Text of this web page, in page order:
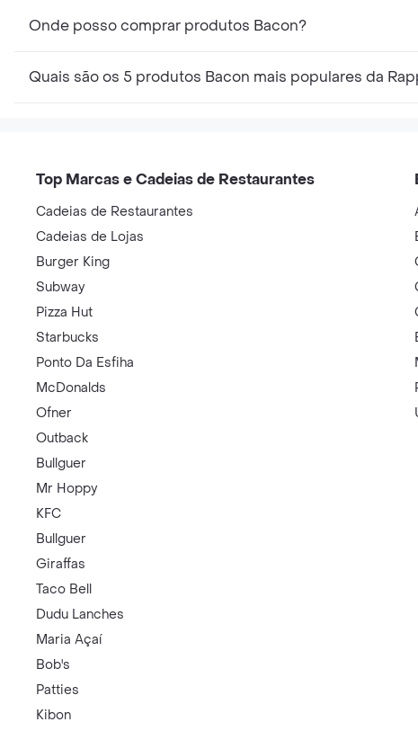
Onde posso comprar produtos Bacon?
Quais são os 5 produtos Bacon mais populares da
Top Marcas e Cadeias de Restaurantes
Cadeias de Restaurantes
Cadeias de Lojas
Burger King
Subway
Pizza Hut
Starbucks
Ponto Da Esfiha
McDonalds
Ofner
Outback
Bullguer
Mr Hoppy
KFC
Bullguer
Giraffas
Taco Bell
Dudu Lanches
Maria Açaí
Bob's
Patties
Kibon